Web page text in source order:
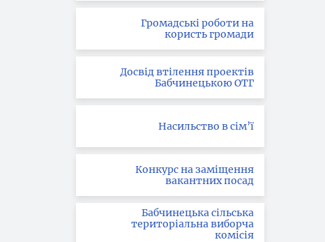
Громадські роботи на
користь громади
Досвід втілення проектів
Бабчинецькою ОТГ
Насильство в сім’ї
Конкурс на заміщення
вакантних посад
Бабчинецька сільська
територіальна виборча
комісія